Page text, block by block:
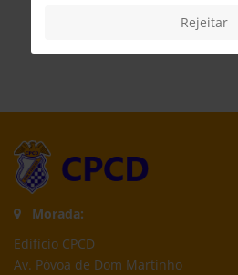
Morada:
Edifício CPCD
Av. Póvoa de Dom Martinho
Rejeitar